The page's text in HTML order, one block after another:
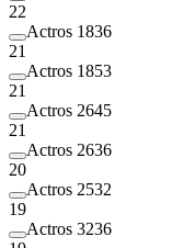
22
Actros 1836
21
Actros 1853
21
Actros 2645
21
Actros 2636
20
Actros 2532
19
Actros 3236